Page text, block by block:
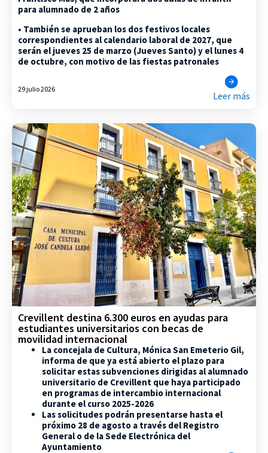
para alumnado de 2 años
• También se aprueban los dos festivos locales
correspondientes al calendario laboral de 2027, que
serán el jueves 25 de marzo (Jueves Santo) y el lunes 4
de octubre, con motivo de las fiestas patronales
29 julio 2026
Leer más
Crevillent destina 6.300 euros en ayudas para
estudiantes universitarios con becas de
movilidad internacional
La concejala de Cultura, Mónica San Emeterio Gil,
informa de que ya está abierto el plazo para
solicitar estas subvenciones dirigidas al alumnado
universitario de Crevillent que haya participado
en programas de intercambio internacional
durante el curso 2025-2026
Las solicitudes podrán presentarse hasta el
próximo 28 de agosto a través del Registro
General o de la Sede Electrónica del
Ayuntamiento